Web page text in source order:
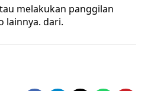
melakukan panggilan
lainnya. dari.